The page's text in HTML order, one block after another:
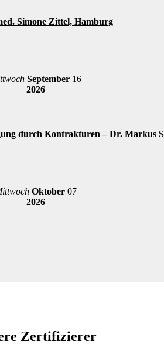
Simone Zittel, Hamburg
September 16
2026
durch Kontrakturen – Dr. Markus
Oktober 07
2026
Zertifizierer